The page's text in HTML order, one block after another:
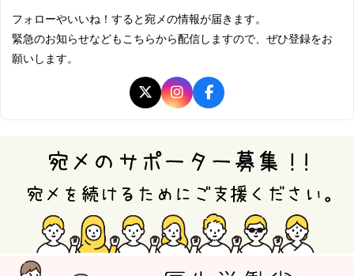
フォローやいいね！すると宛メの情報が届きます。
緊急のお知らせなどもこちらから配信しますので、ぜひ登録をお
願いします。